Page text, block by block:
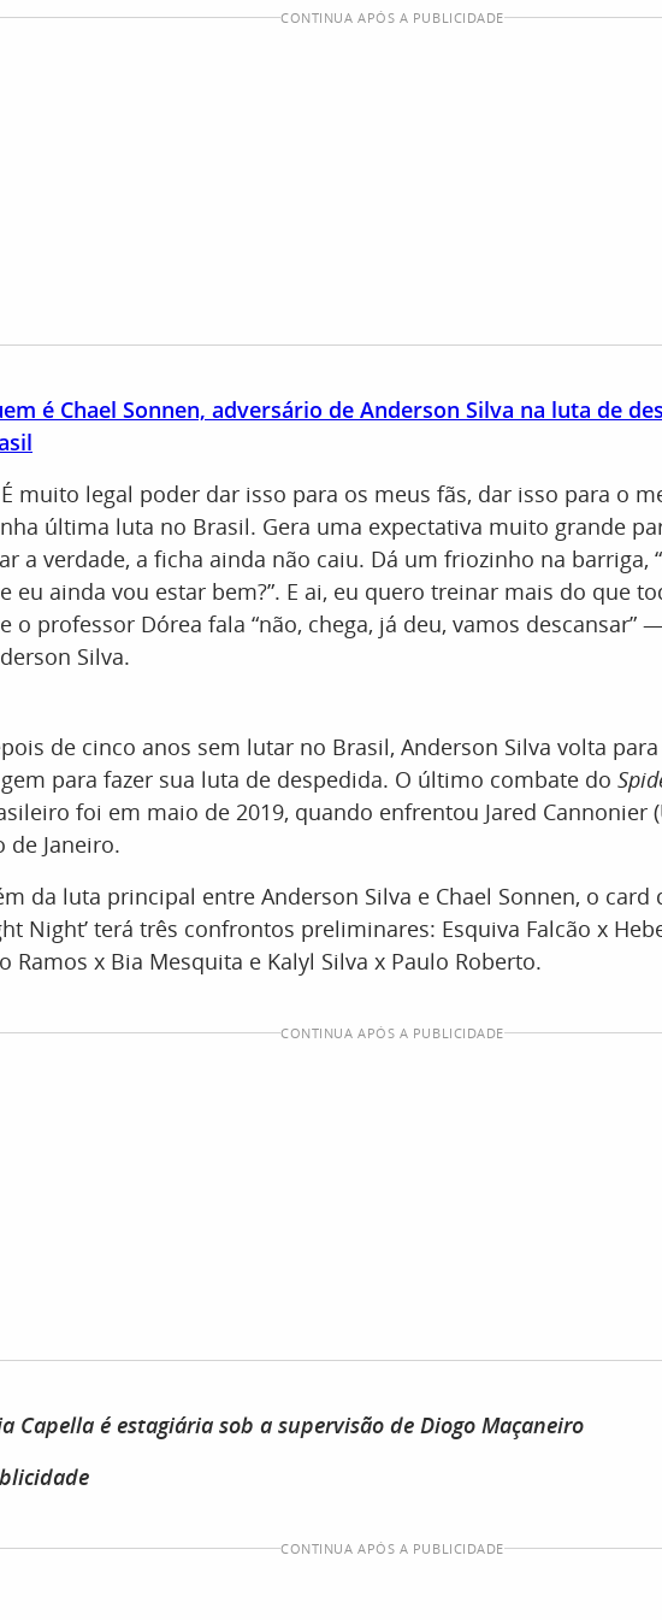
CONTINUA APÓS A PUBLICIDADE
é Chael Sonnen, adversário de Anderson Silva na luta de
muito legal poder dar isso para os meus fãs, dar isso para o
última luta no Brasil. Gera uma expectativa muito grande
a verdade, a ficha ainda não caiu. Dá um friozinho na barriga,
eu ainda vou estar bem?”. E ai, eu quero treinar mais do que
o professor Dórea fala “não, chega, já deu, vamos descansar”
Silva.
de cinco anos sem lutar no Brasil, Anderson Silva volta
para fazer sua luta de despedida. O último combate do
foi em maio de 2019, quando enfrentou Jared Cannonier
de Janeiro.
da luta principal entre Anderson Silva e Chael Sonnen, o card
Night’ terá três confrontos preliminares: Esquiva Falcão x
Ramos x Bia Mesquita e Kalyl Silva x Paulo Roberto.
CONTINUA APÓS A PUBLICIDADE
Capella é estagiária sob a supervisão de Diogo Maçaneiro
CONTINUA APÓS A PUBLICIDADE